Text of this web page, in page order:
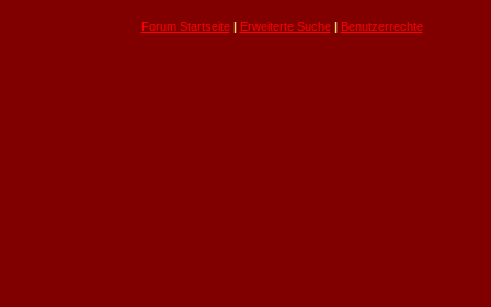
Forum Startseite| Erweiterte Suche| Benutzerrechte